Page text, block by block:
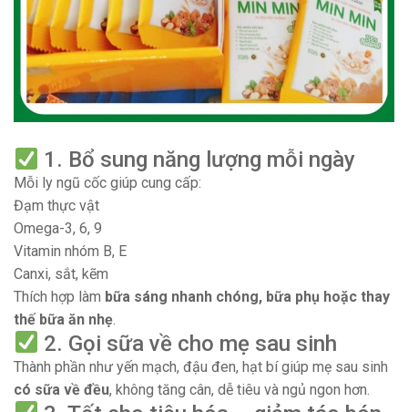
1. Bổ sung năng lượng mỗi ngày
Mỗi ly ngũ cốc giúp cung cấp:
Đạm thực vật
Omega-3, 6, 9
Vitamin nhóm B, E
Canxi, sắt, kẽm
Thích hợp làm bữa sáng nhanh chóng, bữa phụ hoặc thay
thế bữa ăn nhẹ.
2. Gọi sữa về cho mẹ sau sinh
Thành phần như yến mạch, đậu đen, hạt bí giúp mẹ sau sinh
có sữa về đều, không tăng cân, dễ tiêu và ngủ ngon hơn.